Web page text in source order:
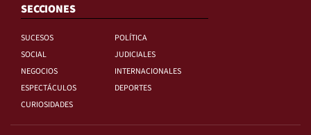
SECCIONES
SUCESOS
POLÍTICA
SOCIAL
JUDICIALES
NEGOCIOS
INTERNACIONALES
ESPECTÁCULOS
DEPORTES
CURIOSIDADES